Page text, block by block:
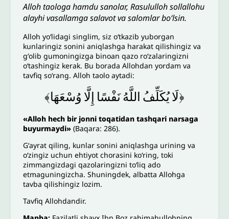
Alloh taologa hamdu sanolar, Rasululloh sollallohu
alayhi vasallamga salavot va salomlar bo‘lsin.
Alloh yoʻlidagi singlim, siz oʻtkazib yuborgan
kunlaringiz sonini aniqlashga harakat qilishingiz va
gʻolib gumoningizga binoan qazo roʻzalaringizni
oʻtashingiz kerak. Bu borada Allohdan yordam va
tavfiq soʻrang. Alloh taolo aytadi:
﴿لَايُكَلِّفُ اللَّهُنَفْسًا إِلَّا وُسْعَهَا﴾
«Alloh hech bir jonni toqatidan tashqari narsaga
buyurmaydi» (Baqara: 286).
Gʻayrat qiling, kunlar sonini aniqlashga urining va
oʻzingiz uchun ehtiyot chorasini koʻring, toki
zimmangizdagi qazolaringizni toʻliq ado
etmaguningizcha. Shuningdek, albatta Allohga
tavba qilishingiz lozim.
Tavfiq Allohdandir.